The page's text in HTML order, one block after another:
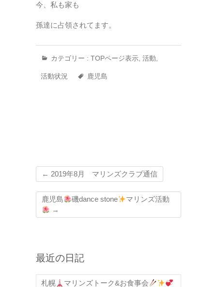
今、私も家も
孫達に占領されてます。
カテゴリー : TOPページ表示 活動
活動状況 鹿児島
← 2019年8月 マリンズクラブ通信
鹿児島 磯dance stone
マリンズ活動
→
最近の日記
札幌 マリンズトーク&お食事会